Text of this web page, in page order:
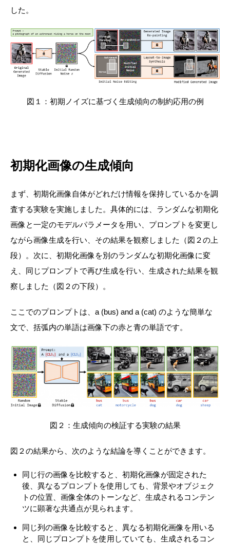
した。
図１： 初期ノイズに基づく生成傾向の制約応用の例
初期化画像の生成傾向
まず、初期化画像自体がどれだけ情報を保持しているかを調
査する実験を実施しました。具体的には、ランダムな初期化
画像と一定のモデルパラメータを用い、プロンプトを変更し
ながら画像生成を行い、その結果を観察しました（図２の上
段）。次に、初期化画像を別のランダムな初期化画像に変
え、同じプロンプトで再び生成を行い、生成された結果を観
察しました（図２の下段）。
ここでのプロンプトは、 a (bus) and a (cat) のような簡単な
文で、括弧内の単語は画像下の赤と青の単語です。
図２：生成傾向の検証する実験の結果
図２の結果から、次のような結論を導くことができます。
同じ行の画像を比較すると、初期化画像が固定された
後、異なるプロンプトを使用しても、背景やオブジェク
トの位置、画像全体のトーンなど、生成されるコンテン
ツに顕著な共通点が見られます。
同じ列の画像を比較すると、異なる初期化画像を用いる
と、同じプロンプトを使用していても、生成されるコン